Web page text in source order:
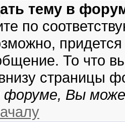
тему в
по
придется
То что
страницы
Вы